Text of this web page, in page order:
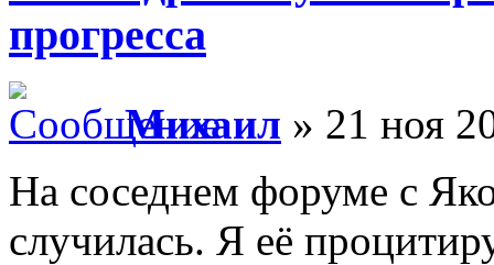
прогресса
Михаил » 21 ноя
На соседнем форуме с
случилась. Я её